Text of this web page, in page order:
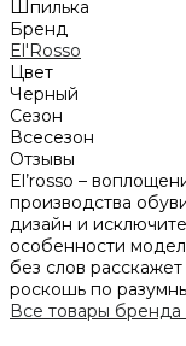
Шпилька
Бренд
El'Rosso
Цвет
Черный
Сезон
Всесезон
Отзывы
El’rosso –
производства
дизайн и
особенности
без слов
роскошь по
Все товары бренда